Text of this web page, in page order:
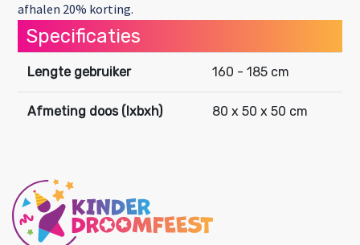
afhalen 20% korting.
Specificaties
Lengte gebruiker 160 - 185 cm
Afmeting doos (lxbxh) 80 x 50 x 50 cm